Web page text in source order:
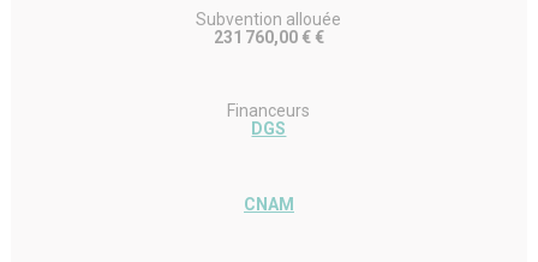
Subvention allouée
231 760,00 € €
Financeurs
DGS
CNAM